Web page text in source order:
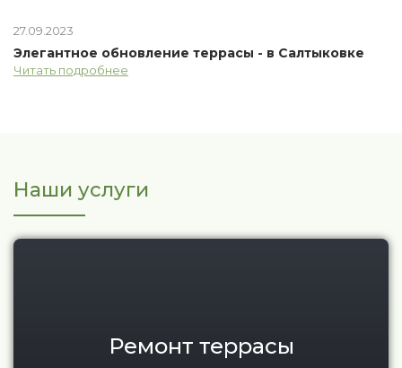
27.09.2023
Элегантное обновление террасы - в Салтыковке
Читать подробнее
Наши услуги
Ремонт террасы